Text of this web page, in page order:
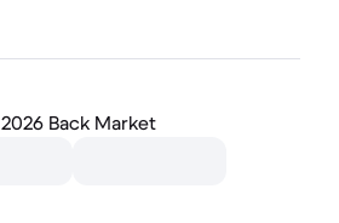
2026 Back Market